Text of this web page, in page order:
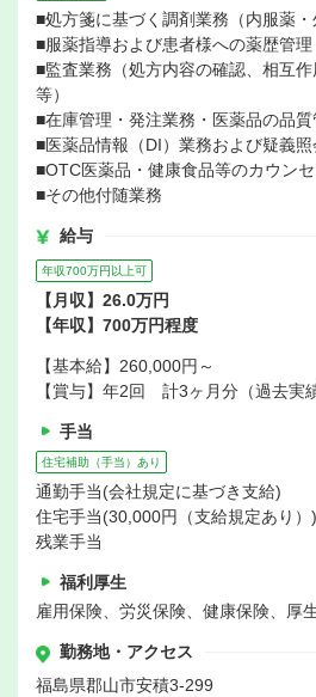
■処方箋に基づく調剤業務（内服薬・
■服薬指導および患者様への薬歴管理
■監査業務（処方内容の確認、相互
等）
■在庫管理・発注業務・医薬品の品質
■医薬品情報（DI）業務および疑義
■OTC医薬品・健康食品等のカウン
■その他付随業務
給与
年収700万円以上可
【月収】26.0万円
【年収】700万円程度
【基本給】260,000円～
【賞与】年2回 計3ヶ月分（過去実績
手当
住宅補助（手当）あり
通勤手当(会社規定に基づき支給)
住宅手当(30,000円（支給規定あり）)
残業手当
福利厚生
雇用保険、労災保険、健康保険、厚
勤務地・アクセス
福島県郡山市安積3-299